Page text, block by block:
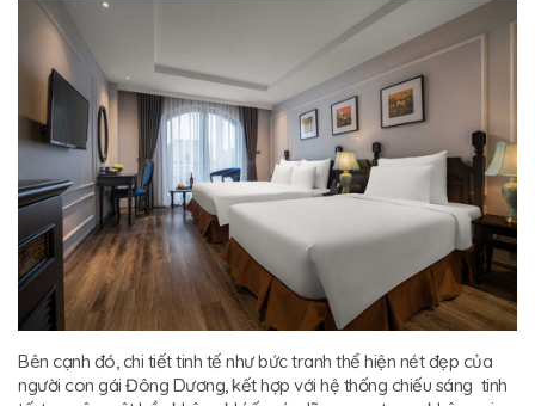
Bên cạnh đó, chi tiết tinh tế như bức tranh thể hiện nét đẹp của
người con gái Đông Dương, kết hợp với hệ thống chiếu sáng tinh